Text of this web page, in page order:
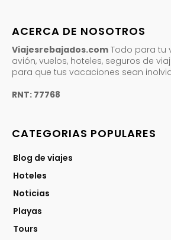
ACERCA DE NOSOTROS
Viajesrebajados.com Todo para tu
avión, vuelos, hoteles, seguros de
para que tus vacaciones sean
RNT: 77768
CATEGORIAS POPULARES
Blog de viajes
Hoteles
Noticias
Playas
Tours